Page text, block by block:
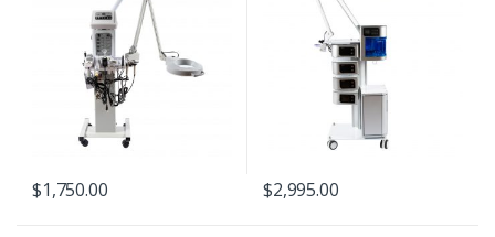
$1,750.00 $2,995.00